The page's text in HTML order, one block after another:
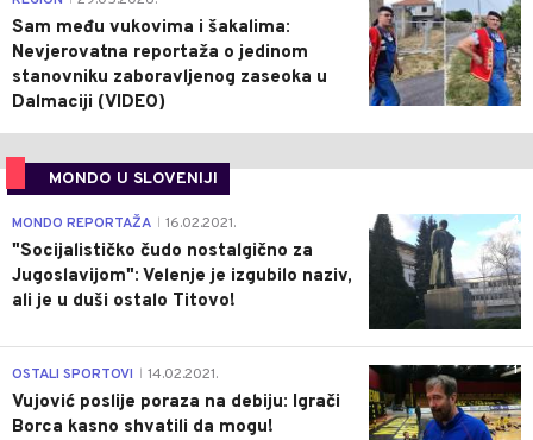
Sam među vukovima i šakalima:
Nevjerovatna reportaža o jedinom
stanovniku zaboravljenog zaseoka u
Dalmaciji (VIDEO)
MONDO U SLOVENIJI
4
MONDO REPORTAŽA 16.02.2021.
"Socijalističko čudo nostalgično za
Jugoslavijom": Velenje je izgubilo naziv,
ali je u duši ostalo Titovo!
1
OSTALI SPORTOVI 14.02.2021.
Vujović poslije poraza na debiju: Igrači
Borca kasno shvatili da mogu!